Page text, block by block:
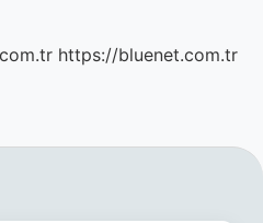
https://bluenet.com.tr